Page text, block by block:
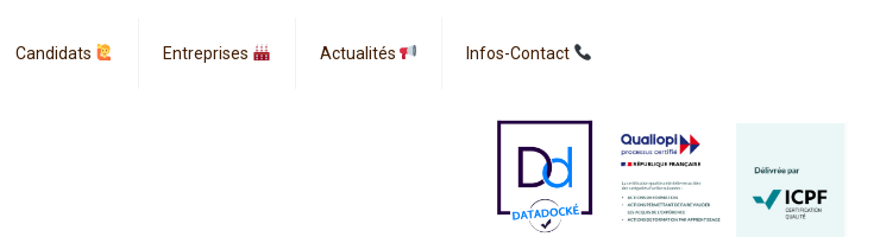
Candidats Entreprises Actualités Infos-Contact